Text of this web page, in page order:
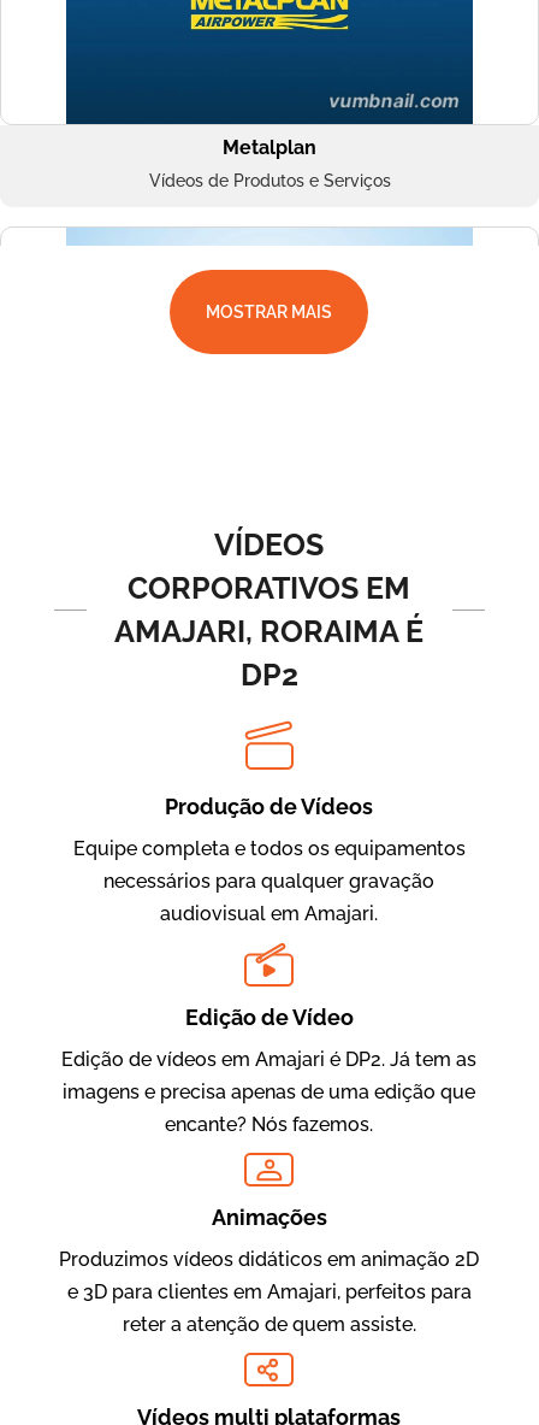
Metalplan
Vídeos de Produtos e Serviços
BRF Parceiros
Vídeos de Integração e Segurança
Vídeo Institucional
MOSTRAR MAIS
VÍDEOS
CORPORATIVOS EM
AMAJARI, RORAIMA É
DP2
Produção de Vídeos
Equipe completa e todos os equipamentos
necessários para qualquer gravação
audiovisual em Amajari.
Edição de Vídeo
Edição de vídeos em Amajari é DP2. Já tem as
imagens e precisa apenas de uma edição que
encante? Nós fazemos.
Animações
Produzimos vídeos didáticos em animação 2D
e 3D para clientes em Amajari, perfeitos para
reter a atenção de quem assiste.
Vídeos multi plataformas